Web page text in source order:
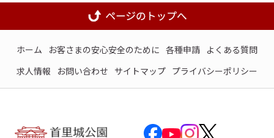
ホーム お客さまの安心安全のために 各種申請 よくある質問
求人情報
お問い合わせ サイトマップ プライバシーポリシー